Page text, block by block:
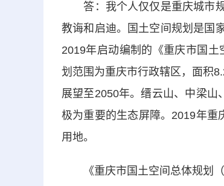
答：我个人仅仅是重庆城市规
教诲和启迪。国土空间规划是国
2019年启动编制的《重庆市国
划范围为重庆市行政辖区，面积
展望至2050年。缙云山、中梁山
极为重要的生态屏障。2019年重
用地。
《重庆市国土空间总体规划（